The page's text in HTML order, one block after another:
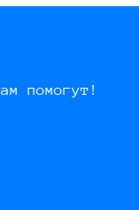
помогут!